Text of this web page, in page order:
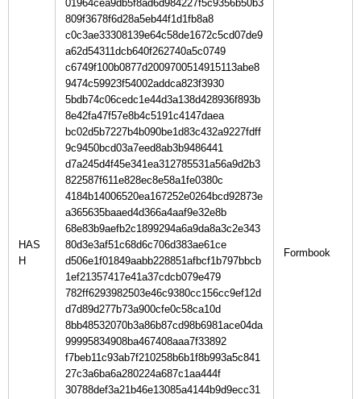
HAS
H
01964cea9db5f8ad6d984227f5c9356b50b3
809f3678f6d28a5eb44f1d1fb8a8
c0c3ae33308139e64c58de1672c5cd07de9
a62d54311dcb640f262740a5c0749
c6749f100b0877d2009700514915113abe8
9474c59923f54002addca823f3930
5bdb74c06cedc1e44d3a138d428936f893b
8e42fa47f57e8b4c5191c4147daea
bc02d5b7227b4b090be1d83c432a9227fdff
9c9450bcd03a7eed8ab3b9486441
d7a245d4f45e341ea312785531a56a9d2b3
822587f611e828ec8e58a1fe0380c
4184b14006520ea167252e0264bcd92873e
a365635baaed4d366a4aaf9e32e8b
68e83b9aefb2c1899294a6a9da8a3c2e343
80d3e3af51c68d6c706d383ae61ce
d506e1f01849aabb228851afbcf1b797bbcb
1ef21357417e41a37cdcb079e479
782ff6293982503e46c9380cc156cc9ef12d
d7d89d277b73a900cfe0c58ca10d
8bb48532070b3a86b87cd98b6981ace04da
99995834908ba467408aaa7f33892
f7beb11c93ab7f210258b6b1f8b993a5c841
27c3a6ba6a280224a687c1aa444f
30788def3a21b46e13085a4144b9d9ecc31